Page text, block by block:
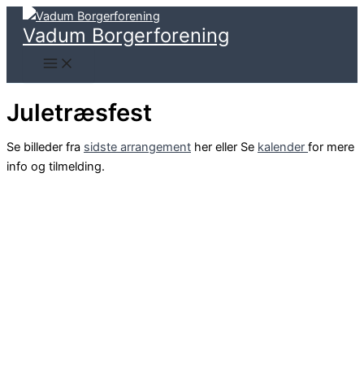
Gå
indholdet
Vadum Borgerforening
Juletræsfest
Se billeder fra sidste arrangement her eller Se kalender for mere
info og tilmelding.